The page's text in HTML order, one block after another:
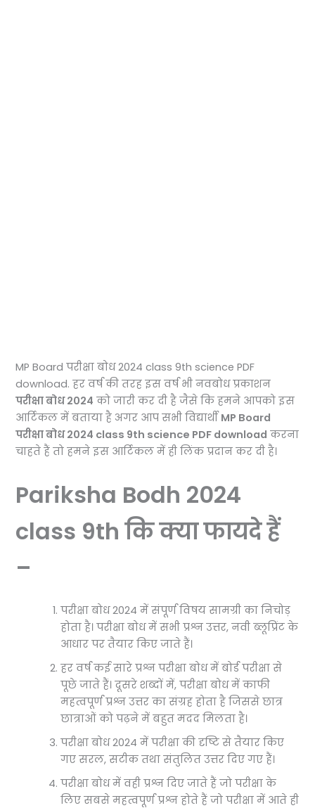
MP Board परीक्षा बोध 2024 class 9th science PDF
download. हर वर्ष की तरह इस वर्ष भी नवबोध प्रकाशन
परीक्षा बोध 2024 को जारी कर दी है जैसे कि हमने आपको इस
आर्टिकल में बताया है अगर आप सभी विद्यार्थी MP Board
परीक्षा बोध 2024 class 9th science PDF download करना
चाहते हैं तो हमने इस आर्टिकल में ही लिंक प्रदान कर दी है।
Pariksha Bodh 2024
class 9th कि क्या फायदे हैं
–
परीक्षा बोध 2024 में संपूर्ण विषय सामग्री का निचोड़
होता है। परीक्षा बोध में सभी प्रश्न उत्तर, नवी ब्लूप्रिंट के
आधार पर तैयार किए जाते हैं।
हर वर्ष कई सारे प्रश्न परीक्षा बोध में बोर्ड परीक्षा से
पूछे जाते हैं। दूसरे शब्दों में, परीक्षा बोध में काफी
महत्वपूर्ण प्रश्न उत्तर का संग्रह होता है जिससे छात्र
छात्राओं को पढ़ने में बहुत मदद मिलता है।
परीक्षा बोध 2024 में परीक्षा की दृष्टि से तैयार किए
गए सरल, सटीक तथा संतुलित उत्तर दिए गए हैं।
परीक्षा बोध में वही प्रश्न दिए जाते हैं जो परीक्षा के
लिए सबसे महत्वपूर्ण प्रश्न होते हैं जो परीक्षा में आते ही